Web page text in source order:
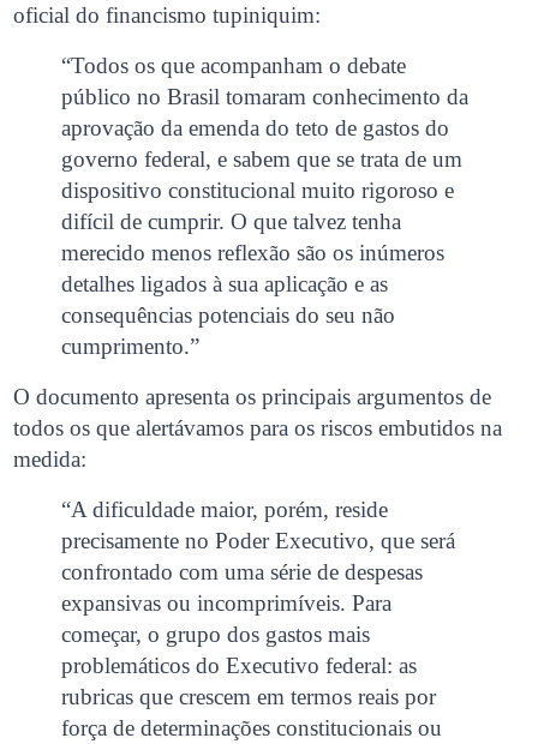
oficial do financismo tupiniquim:
“Todos os que acompanham o debate
público no Brasil tomaram conhecimento da
aprovação da emenda do teto de gastos do
governo federal, e sabem que se trata de um
dispositivo constitucional muito rigoroso e
difícil de cumprir. O que talvez tenha
merecido menos reflexão são os inúmeros
detalhes ligados à sua aplicação e as
consequências potenciais do seu não
cumprimento.”
O documento apresenta os principais argumentos de
todos os que alertávamos para os riscos embutidos na
medida:
“A dificuldade maior, porém, reside
precisamente no Poder Executivo, que será
confrontado com uma série de despesas
expansivas ou incomprimíveis. Para
começar, o grupo dos gastos mais
problemáticos do Executivo federal: as
rubricas que crescem em termos reais por
força de determinações constitucionais ou